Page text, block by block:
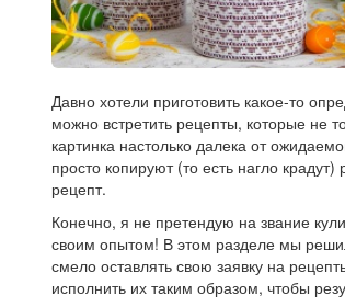
Давно хотели приготовить какое-то
можно встретить рецепты, которые не
картинка настолько далека от
просто копируют (то есть нагло
рецепт.
Конечно, я не претендую на звание
своим опытом! В этом разделе мы
смело оставлять свою заявку на
исполнить их таким образом, чтобы